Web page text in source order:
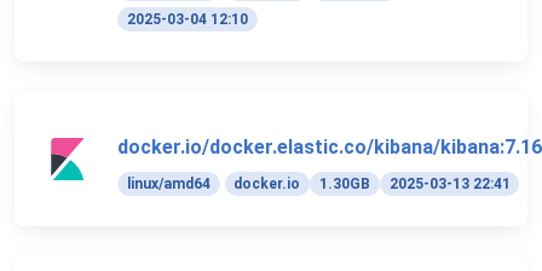
2025-03-04 12:10
docker.io/docker.elastic.co/kibana/
linux/amd64 docker.io 1.30GB 2025-03-13 22:41